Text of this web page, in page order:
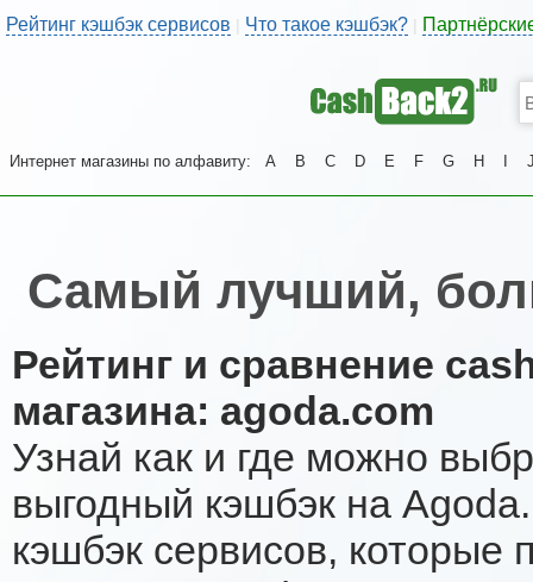
Рейтинг кэшбэк сервисов | Что такое кэшбэк?
Интернет магазины по алфавиту: A B C D E F G H
Самый лучший,
Рейтинг и сравнение
магазина: agoda.com
Узнай как и где можно
выгодный кэшбэк на
кэшбэк сервисов, которые